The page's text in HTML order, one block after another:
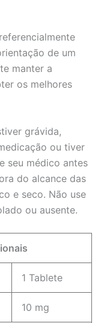
de um
manter a
os melhores
grávida,
ou tiver
seu médico antes
do alcance das
e seco. Não use
ou ausente.
1 Tablete
10 mg